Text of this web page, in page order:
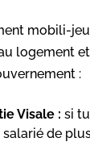
mobili-
logement
:
Visale : si
de